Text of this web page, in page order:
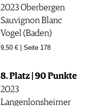
2023 Oberbergen
Sauvignon Blanc
Vogel (Baden)
9,50 € | Seite 178
8. Platz | 90 Punkte
2023
Langenlonsheimer